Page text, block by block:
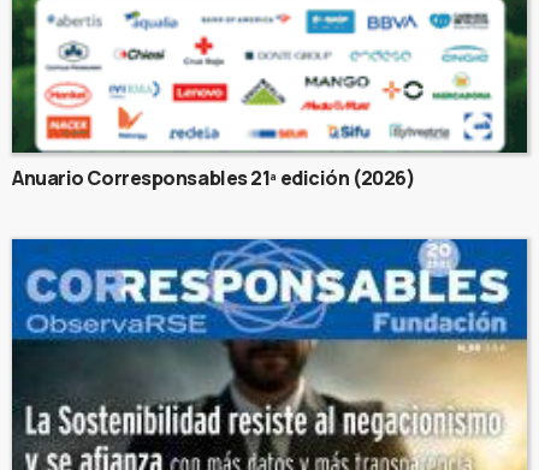
Anuario Corresponsables 21ª edición (2026)